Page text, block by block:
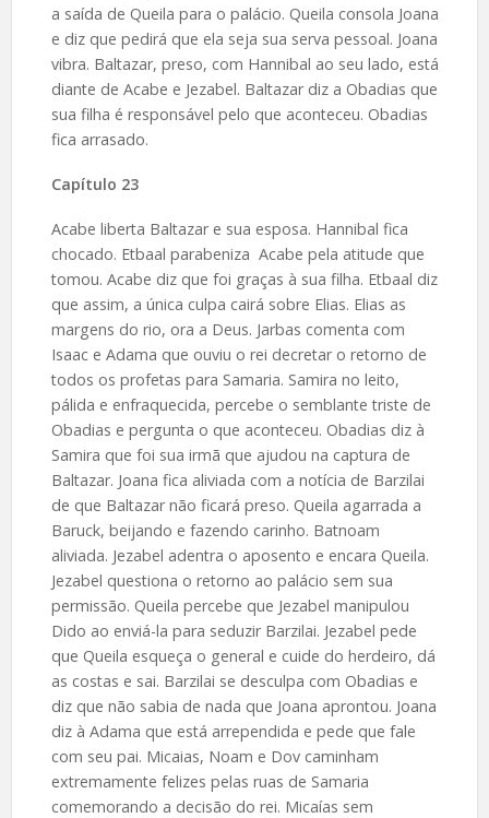
a saída de Queila para o palácio. Queila consola Joana
e diz que pedirá que ela seja sua serva pessoal. Joana
vibra. Baltazar, preso, com Hannibal ao seu lado, está
diante de Acabe e Jezabel. Baltazar diz a Obadias que
sua filha é responsável pelo que aconteceu. Obadias
fica arrasado.
Capítulo 23
Acabe liberta Baltazar e sua esposa. Hannibal fica
chocado. Etbaal parabeniza Acabe pela atitude que
tomou. Acabe diz que foi graças à sua filha. Etbaal diz
que assim, a única culpa cairá sobre Elias. Elias as
margens do rio, ora a Deus. Jarbas comenta com
Isaac e Adama que ouviu o rei decretar o retorno de
todos os profetas para Samaria. Samira no leito,
pálida e enfraquecida, percebe o semblante triste de
Obadias e pergunta o que aconteceu. Obadias diz à
Samira que foi sua irmã que ajudou na captura de
Baltazar. Joana fica aliviada com a notícia de Barzilai
de que Baltazar não ficará preso. Queila agarrada a
Baruck, beijando e fazendo carinho. Batnoam
aliviada. Jezabel adentra o aposento e encara Queila.
Jezabel questiona o retorno ao palácio sem sua
permissão. Queila percebe que Jezabel manipulou
Dido ao enviá-la para seduzir Barzilai. Jezabel pede
que Queila esqueça o general e cuide do herdeiro, dá
as costas e sai. Barzilai se desculpa com Obadias e
diz que não sabia de nada que Joana aprontou. Joana
diz à Adama que está arrependida e pede que fale
com seu pai. Micaias, Noam e Dov caminham
extremamente felizes pelas ruas de Samaria
comemorando a decisão do rei. Micaías sem